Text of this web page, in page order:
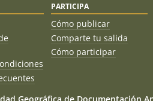
PARTICIPA
Cómo publicar
Comparte tu salida
Cómo participar